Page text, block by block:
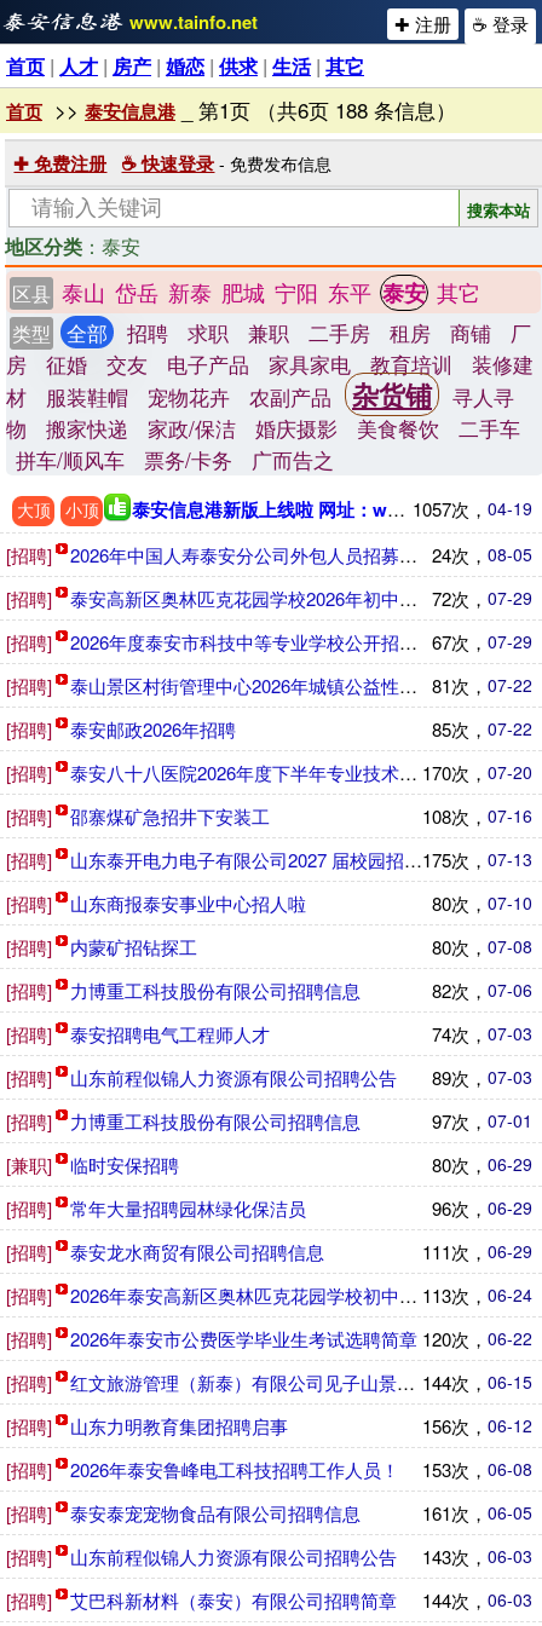
www.tainfo.net ☕ 登录
✚ 注册
首页 | 人才 | 房产 | 婚恋 | 供求| 生活| 其它
首页 >> 泰安信息港_ 第1页 （共6页 188 条信息）
✚ 免费注册 ☕ 快速登录 - 免费发布信息
地区分类 ：泰安
区县 泰山 岱岳 新泰 肥城 宁阳 东平 泰安 其它
类型 全部 招聘 求职 兼职 二手房 租房 商铺
厂
房
征婚 交友 电子产品 家具家电 教育培训
装修建
材
服装鞋帽 宠物花卉 农副产品 杂货铺
寻人寻
物
搬家快递 家政/保洁 婚庆摄影 美食餐饮
二手车
拼车/顺风车
票务/卡务 广而告之
04-19
1057次，
大顶 小顶 泰安信息港新版上线啦 网址：www.tainfo.net
08-05
24次，
[招聘] 2026年中国人寿泰安分公司外包人员招募简章
07-29
72次，
[招聘] 泰安高新区奥林匹克花园学校2026年初中骨干教师及储备教
07-29
67次，
[招聘] 2026年度泰安市科技中等专业学校公开招聘教师公告
07-22
81次，
[招聘] 泰山景区村街管理中心2026年城镇公益性岗位招聘公告
07-22
85次，
[招聘] 泰安邮政2026年招聘
07-20
170次，
[招聘] 泰安八十八医院2026年度下半年专业技术人才招聘公告
07-16
108次，
[招聘] 邵寨煤矿急招井下安装工
07-13
175次，
[招聘] 山东泰开电力电子有限公司2027 届校园招聘简章
07-10
80次，
[招聘] 山东商报泰安事业中心招人啦
07-08
80次，
[招聘] 内蒙矿招钻探工
07-06
82次，
[招聘] 力博重工科技股份有限公司招聘信息
07-03
74次，
[招聘] 泰安招聘电气工程师人才
07-03
89次，
[招聘] 山东前程似锦人力资源有限公司招聘公告
07-01
97次，
[招聘] 力博重工科技股份有限公司招聘信息
06-29
80次，
[兼职] 临时安保招聘
06-29
96次，
[招聘] 常年大量招聘园林绿化保洁员
06-29
111次，
[招聘] 泰安龙水商贸有限公司招聘信息
06-24
113次，
[招聘] 2026年泰安高新区奥林匹克花园学校初中骨干教师招聘公告
06-22
120次，
[招聘] 2026年泰安市公费医学毕业生考试选聘简章
06-15
144次，
[招聘] 红文旅游管理（新泰）有限公司见子山景区招聘全职景区演艺演
06-12
156次，
[招聘] 山东力明教育集团招聘启事
06-08
153次，
[招聘] 2026年泰安鲁峰电工科技招聘工作人员！
06-05
161次，
[招聘] 泰安泰宠宠物食品有限公司招聘信息
06-03
143次，
[招聘] 山东前程似锦人力资源有限公司招聘公告
06-03
144次，
[招聘] 艾巴科新材料（泰安）有限公司招聘简章